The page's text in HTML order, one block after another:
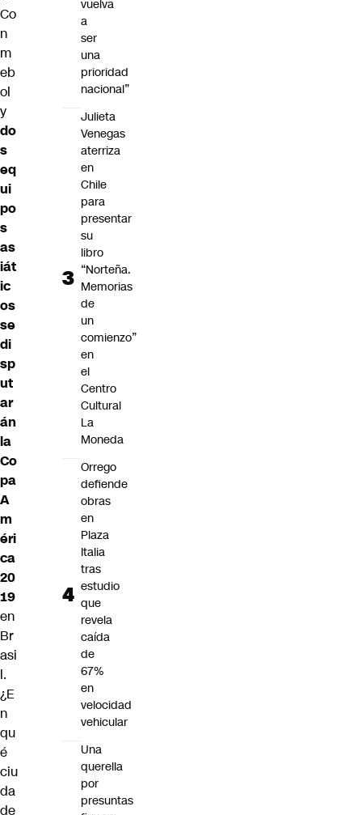
Co
n
m
eb
ol
y
do
s
eq
ui
po
s
as
iát
ic
os
se
di
sp
ut
ar
án
la
Co
pa
A
m
éri
ca
20
19
en
Br
asi
l.
¿E
n
qu
é
ciu
da
de
vuelva
a
ser
una
prioridad
nacional”
Julieta
Venegas
aterriza
en
Chile
para
presentar
su
libro
“Norteña.
Memorias
de
un
comienzo”
en
el
Centro
Cultural
La
Moneda
Orrego
defiende
obras
en
Plaza
Italia
tras
estudio
que
revela
caída
de
67%
en
velocidad
vehicular
Una
querella
por
presuntas